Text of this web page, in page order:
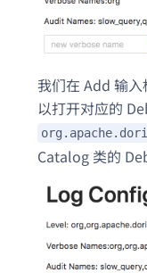
我们在 Add 输
以打开对应的
Catalog 类的